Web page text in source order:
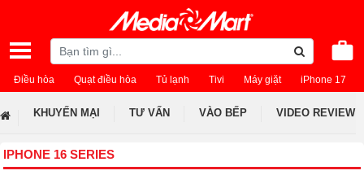
Điều hòa Quạt điều hòa Tủ lạnh Tivi Máy giặt iPhone 17
KHUYẾN MẠI TƯ VẤN VÀO BẾP VIDEO REVIEW
IPHONE 16 SERIES